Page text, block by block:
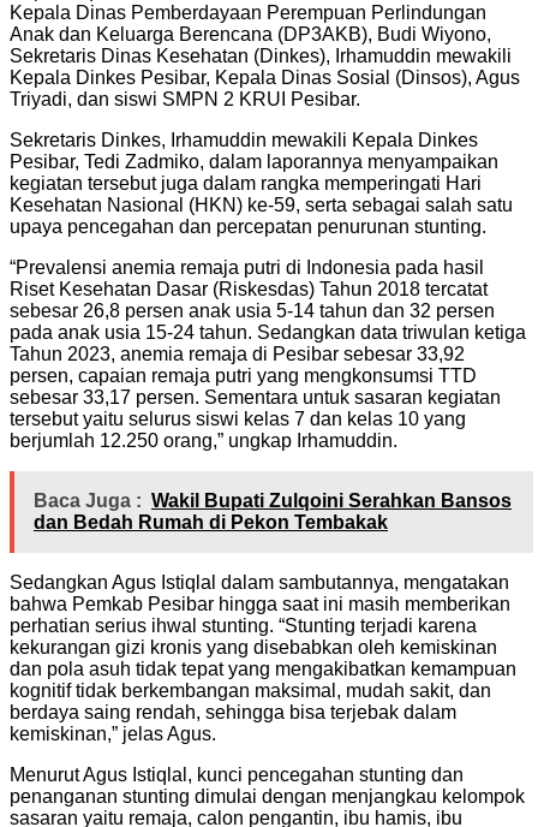
Kepala Dinas Pemberdayaan Perempuan Perlindungan
Anak dan Keluarga Berencana (DP3AKB), Budi Wiyono,
Sekretaris Dinas Kesehatan (Dinkes), Irhamuddin mewakili
Kepala Dinkes Pesibar, Kepala Dinas Sosial (Dinsos), Agus
Triyadi, dan siswi SMPN 2 KRUI Pesibar.
Sekretaris Dinkes, Irhamuddin mewakili Kepala Dinkes
Pesibar, Tedi Zadmiko, dalam laporannya menyampaikan
kegiatan tersebut juga dalam rangka memperingati Hari
Kesehatan Nasional (HKN) ke-59, serta sebagai salah satu
upaya pencegahan dan percepatan penurunan stunting.
“Prevalensi anemia remaja putri di Indonesia pada hasil
Riset Kesehatan Dasar (Riskesdas) Tahun 2018 tercatat
sebesar 26,8 persen anak usia 5-14 tahun dan 32 persen
pada anak usia 15-24 tahun. Sedangkan data triwulan ketiga
Tahun 2023, anemia remaja di Pesibar sebesar 33,92
persen, capaian remaja putri yang mengkonsumsi TTD
sebesar 33,17 persen. Sementara untuk sasaran kegiatan
tersebut yaitu selurus siswi kelas 7 dan kelas 10 yang
berjumlah 12.250 orang,” ungkap Irhamuddin.
Baca Juga : Wakil Bupati Zulqoini Serahkan Bansos
dan Bedah Rumah di Pekon Tembakak
Sedangkan Agus Istiqlal dalam sambutannya, mengatakan
bahwa Pemkab Pesibar hingga saat ini masih memberikan
perhatian serius ihwal stunting. “Stunting terjadi karena
kekurangan gizi kronis yang disebabkan oleh kemiskinan
dan pola asuh tidak tepat yang mengakibatkan kemampuan
kognitif tidak berkembangan maksimal, mudah sakit, dan
berdaya saing rendah, sehingga bisa terjebak dalam
kemiskinan,” jelas Agus.
Menurut Agus Istiqlal, kunci pencegahan stunting dan
penanganan stunting dimulai dengan menjangkau kelompok
sasaran yaitu remaja, calon pengantin, ibu hamis, ibu